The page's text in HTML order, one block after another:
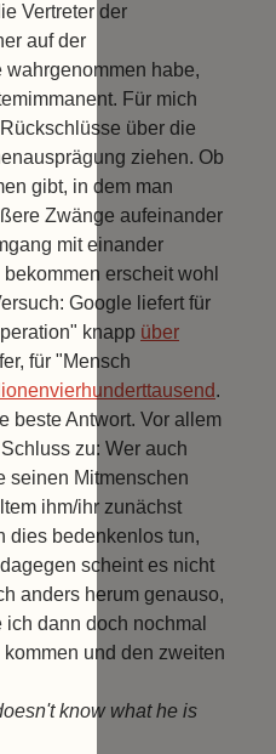
Vertreter der
auf der
habe,
Für mich
über die
ziehen. Ob
gibt, in dem man
Zwänge aufeinander
mit einander
erscheit wohl
Google liefert für
knapp über
für "Mensch
.
beste Antwort. Vor allem
zu: Wer auch
seinen Mitmenschen
ihm/ihr zunächst
dies bedenkenlos tun,
scheint es nicht
anders herum genauso,
dann doch nochmal
und den zweiten
know what he is